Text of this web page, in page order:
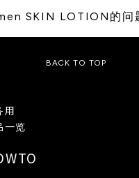
SKIN LOTION的问
BACK TO TOP
用
一览